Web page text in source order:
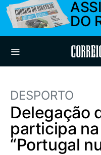
DO
DESPORTO
Delegação
participa
“Portugal